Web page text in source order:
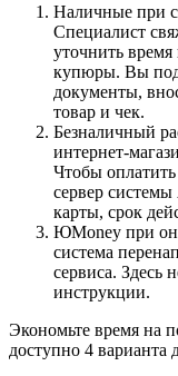
Наличные при
Специалист
уточнить время
купюры. Вы
документы,
товар и чек.
Безналичный
интернет-
Чтобы оплатить
сервер
карты, срок
ЮMoney при
система
сервиса. Здесь
инструкции.
Экономьте время на
доступно 4 варианта